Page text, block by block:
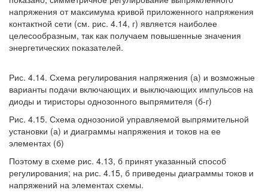
напряжения от максимума кривой приложенного напряжения
контактной сети (см. рис. 4.14, г) является наиболее
целесообразным, так как получаем повышенные значения
энергетических показателей.
Рис. 4.14. Схема регулирования напряжения (а) и возможные
варианты подачи включающих и выключающих импульсов на
диоды и тиристоры однозонного выпрямителя (б-г)
Рис. 4.15. Схема однозониой управляемой выпрямительной
установки (а) и диаграммы напряжения и токов на ее
элементах (б)
Поэтому в схеме рис. 4.13, б принят указанный способ
регулирования; на рис. 4.15, б приведены диаграммы токов и
напряжений на элементах схемы.